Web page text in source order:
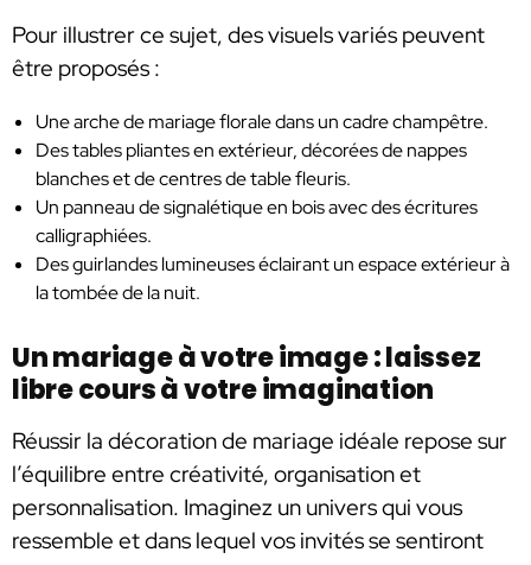
Pour illustrer ce sujet, des visuels variés peuvent
être proposés :
Une arche de mariage florale dans un cadre champêtre.
Des tables pliantes en extérieur, décorées de nappes
blanches et de centres de table fleuris.
Un panneau de signalétique en bois avec des écritures
calligraphiées.
Des guirlandes lumineuses éclairant un espace extérieur à
la tombée de la nuit.
Un mariage à votre image : laissez
libre cours à votre imagination
Réussir la décoration de mariage idéale repose sur
l’équilibre entre créativité, organisation et
personnalisation. Imaginez un univers qui vous
ressemble et dans lequel vos invités se sentiront